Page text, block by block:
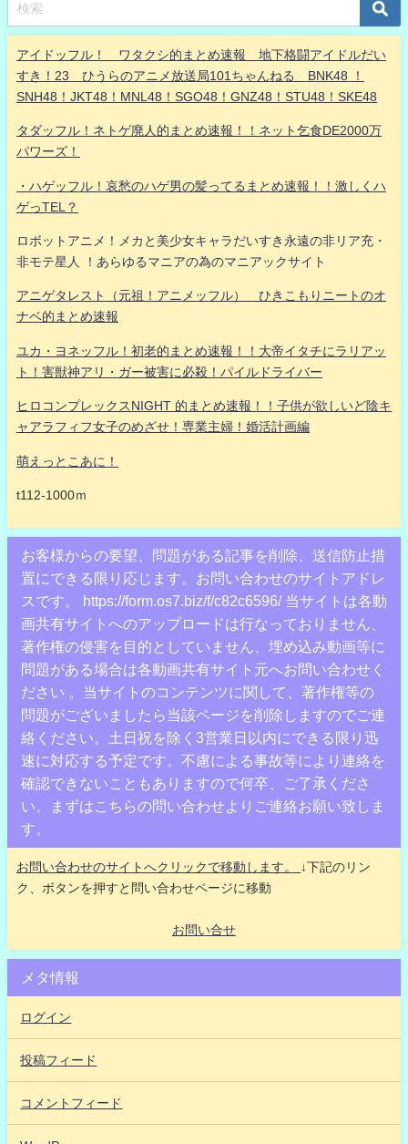
アイドッフル！ ワタクシ的まとめ速報 地下格闘アイドルだい
すき！23 ひうらのアニメ放送局101ちゃんねる BNK48 ！
SNH48！JKT48！MNL48！SGO48！GNZ48！STU48！SKE48
タダッフル！ネトゲ廃人的まとめ速報！！ネット乞食DE2000万
パワーズ！
・ハゲッフル！哀愁のハゲ男の髪ってるまとめ速報！！激しくハ
ゲっTEL？
ロボットアニメ！メカと美少女キャラだいすき永遠の非リア充・
非モテ星人 ！あらゆるマニアの為のマニアックサイト
アニゲタレスト（元祖！アニメッフル） ひきこもりニートのオ
ナベ的まとめ速報
ユカ・ヨネッフル！初老的まとめ速報！！大帝イタチにラリアッ
ト！害獣神アリ・ガー被害に必殺！パイルドライバー
ヒロコンプレックスNIGHT 的まとめ速報！！子供が欲しいど陰キ
ャアラフィフ女子のめざせ！専業主婦！婚活計画編
萌えっとこあに！
t112-1000ｍ
お客様からの要望、問題がある記事を削除、送信防止措
置にできる限り応じます。お問い合わせのサイトアドレ
スです。 https://form.os7.biz/f/c82c6596/ 当サイトは各動
画共有サイトへのアップロードは行なっておりません、
著作権の侵害を目的としていません、埋め込み動画等に
問題がある場合は各動画共有サイト元へお問い合わせく
ださい 。当サイトのコンテンツに関して、著作権等の
問題がございましたら当該ページを削除しますのでご連
絡ください。土日祝を除く3営業日以内にできる限り迅
速に対応する予定です。不慮による事故等により連絡を
確認できないこともありますので何卒、ご了承くださ
い。まずはこちらの問い合わせよりご連絡お願い致しま
す。
お問い合わせのサイトへクリックで移動します。
↓下記のリン
ク、ボタンを押すと問い合わせページに移動
お問い合せ
メタ情報
ログイン
投稿フィード
コメントフィード